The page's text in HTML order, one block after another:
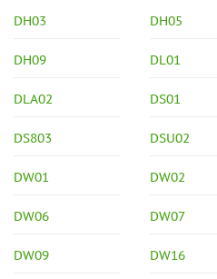
DH03 DH05
DH09 DL01
DLA02 DS01
DS803 DSU02
DW01 DW02
DW06 DW07
DW09 DW16